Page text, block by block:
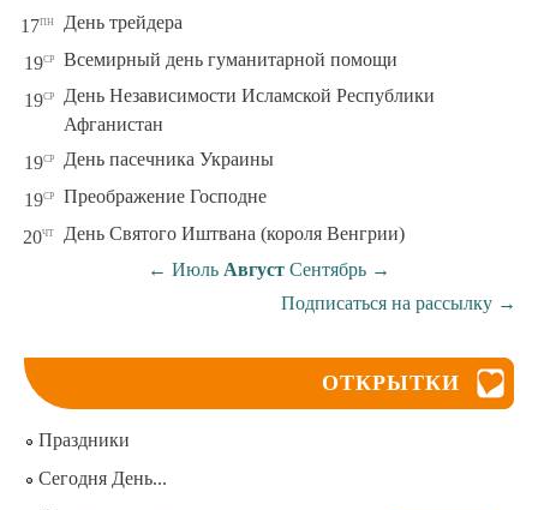
17пн День трейдера
19ср Всемирный день гуманитарной помощи
19ср
День Независимости Исламской Республики
Афганистан
19ср День пасечника Украины
19ср Преображение Господне
20чт
День Святого Иштвана (короля Венгрии)
← Июль Август Сентябрь →
Подписаться на рассылку →
ОТКРЫТКИ
Праздники
Сегодня День...